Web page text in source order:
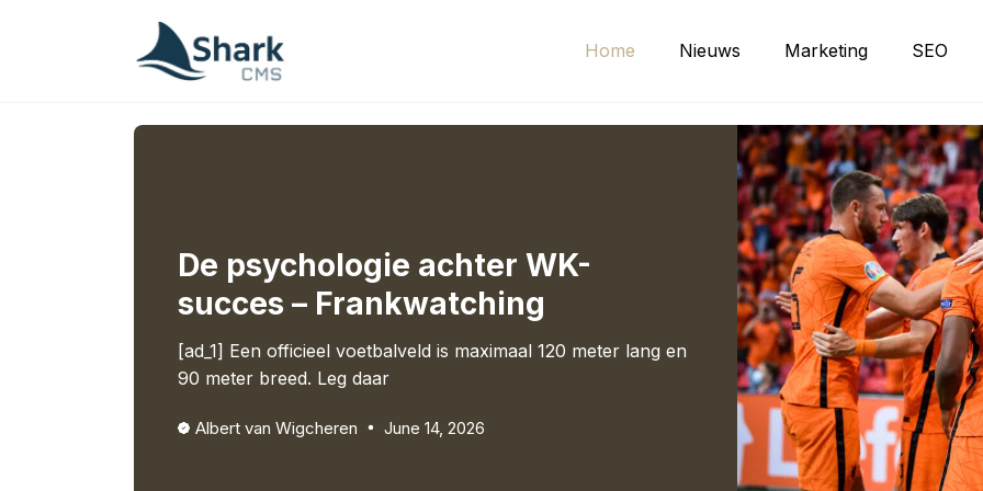
Home Nieuws Marketing SEO
De psychologie achter WK-
succes – Frankwatching
[ad_1] Een officieel voetbalveld is maximaal 120 meter lang en
90 meter breed. Leg daar
Albert van Wigcheren June 14, 2026